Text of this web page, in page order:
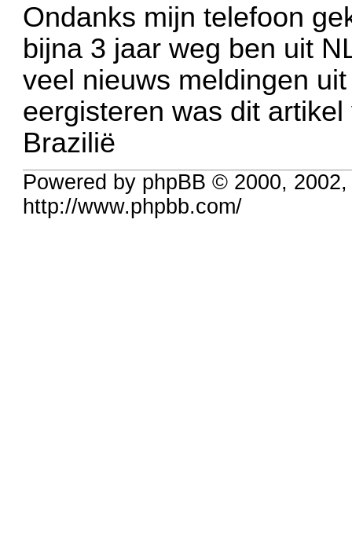
Ondanks mijn telefoon
bijna 3 jaar weg ben uit
veel nieuws meldingen
eergisteren was dit
Brazilië
Powered by phpBB © 2000,
http://www.phpbb.com/